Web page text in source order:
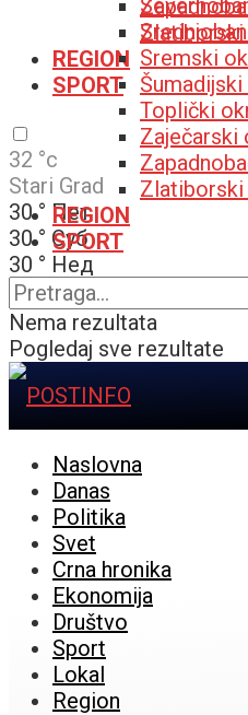
Zlatiborski
REGION
SPORT
32 °c
Stari Grad
30 ° Пет
30 ° Суб
30 ° Нед
32 ° Пон
Sremski
Toplički
Zaječarski
Zlatiborski
REGION
SPORT
Nema rezultata
Pogledaj sve rezultate
Naslovna
Danas
Politika
Svet
Crna hronika
Ekonomija
Društvo
Sport
Lokal
Region